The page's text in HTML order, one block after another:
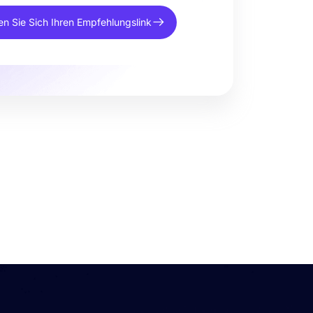
Sie Sich Ihren Empfehlungslink